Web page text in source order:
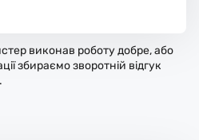
виконав роботу добре, або
збираємо зворотній відгук